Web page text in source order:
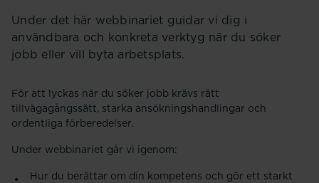
Under det här webbinariet guidar vi dig i
användbara och konkreta verktyg när du söker
jobb eller vill byta arbetsplats.
För att lyckas när du söker jobb krävs rätt
tillvägagångssätt, starka ansökningshandlingar och
ordentliga förberedelser.
Under webbinariet går vi igenom:
Hur du berättar om din kompetens och gör ett starkt